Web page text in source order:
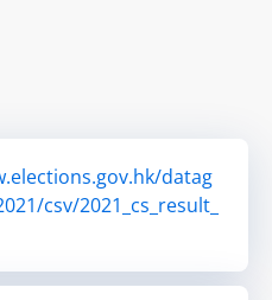
datag
csv/2021_cs_result_